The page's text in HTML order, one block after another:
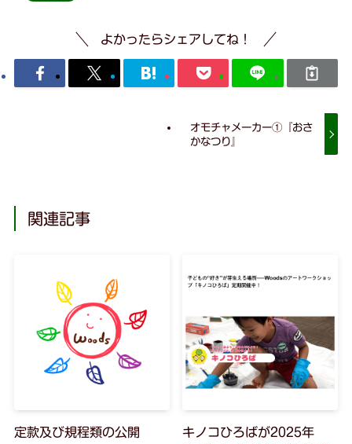
よかったらシェアしてね！
オモチャメーカー①『おさ
かなつり』
関連記事
定款及び規程類の公開
キノコひろばが2025年